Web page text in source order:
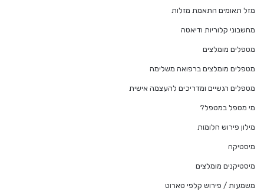
מזל תאומים התאמת מזלות
מחשבוני קלוריות ודיאטה
מטפלים מומלצים
מטפלים מומלצים ברפואה משלימה
מטפלים רגשיים ומדריכים להעצמה אישית
מי מטפל במטפל?
מילון פירוש חלומות
מיסטיקה
מיסטיקנים מומלצים
משמעות / פירוש קלפי טארוט